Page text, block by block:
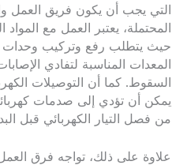
التي يجب أن يكون فريق العمل
المحتملة، يعتبر العمل مع المواد
حيث يتطلب رفع وتركيب وحدات
المعدات المناسبة لتفادي
السقوط. كما أن التوصيلات
يمكن أن تؤدي إلى صدمات
من فصل التيار الكهربائي قبل
علاوة على ذلك، تواجه فرق